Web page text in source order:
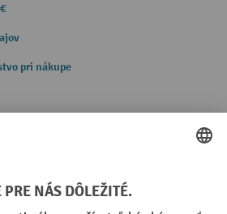
pri nákupe
(Visa)